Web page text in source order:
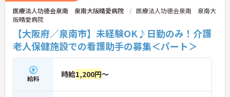
医療法人功徳会泉南 泉南大阪晴愛病院
医療法人功徳会泉南 泉南大
阪晴愛病院
【大阪府／泉南市】未経験OK♪日勤のみ！介護
老人保健施設での看護助手の募集＜パート＞
給料 時給1,200円～